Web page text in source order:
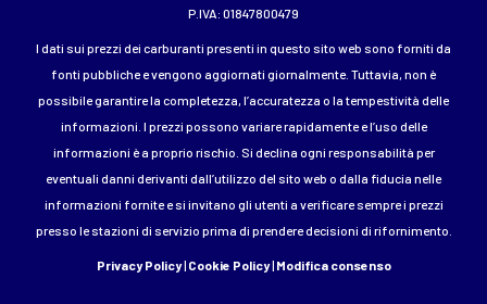
P.IVA: 01847800479
I dati sui prezzi dei carburanti presenti in questo sito web sono forniti da
fonti pubbliche e vengono aggiornati giornalmente. Tuttavia, non è
possibile garantire la completezza, l’accuratezza o la tempestività delle
informazioni. I prezzi possono variare rapidamente e l’uso delle
informazioni è a proprio rischio. Si declina ogni responsabilità per
eventuali danni derivanti dall’utilizzo del sito web o dalla fiducia nelle
informazioni fornite e si invitano gli utenti a verificare sempre i prezzi
presso le stazioni di servizio prima di prendere decisioni di rifornimento.
Privacy Policy| Cookie Policy| Modifica consenso